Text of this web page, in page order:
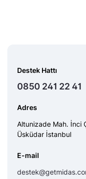
Destek Hattı
0850 241 22 41
Adres
Altunizade Mah. İnci
Üsküdar İstanbul
E-mail